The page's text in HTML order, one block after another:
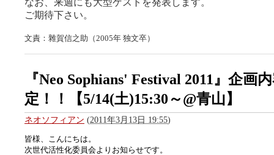
ご期待下さい。
文責：雜賀信之助（2005年 独文卒）
『Neo Sophians' Festival 2011』企画
定！！【5/14(土)15:30～@青山】
ネオソフィアン (2011年3月13日 19:55)
皆様、こんにちは。
次世代活性化委員会よりお知らせです。